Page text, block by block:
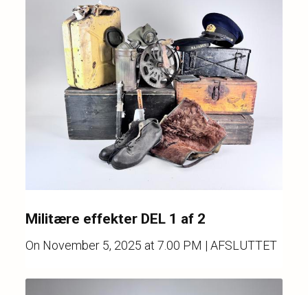
Militære effekter DEL 1 af 2
On November 5, 2025 at 7.00 PM | AFSLUTTET